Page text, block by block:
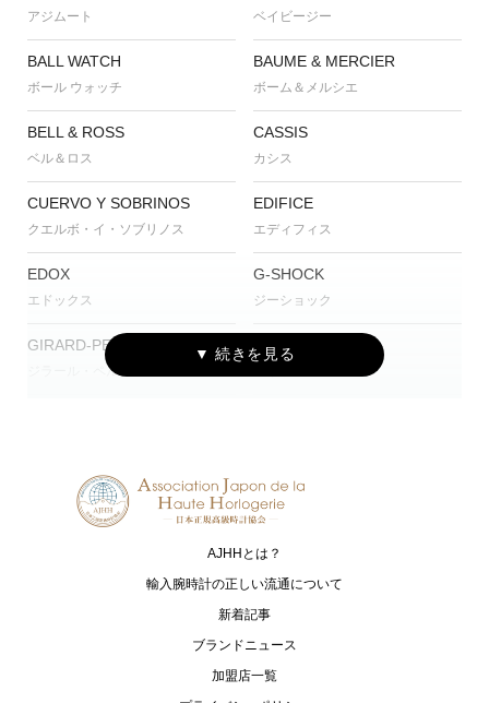
アジムート ベイビージー
BALL WATCH
ボール ウォッチ
BAUME & MERCIER
ボーム＆メルシエ
BELL & ROSS
ベル＆ロス
CASSIS
カシス
CUERVO Y SOBRINOS
クエルボ・イ・ソブリノス
EDIFICE
エディフィス
EDOX
エドックス
G-SHOCK
ジーショック
GIRARD-PERREGAUX
ジラール・ペルゴ
Gorilla
HUBLOT IWC
アイ・ダブリュー・シー シャフハ
kieninger
キニンガー
MONTBLANC
モンブラン
AJHHとは？
輸入腕時計の正しい流通について
新着記事
ブランドニュース
加盟店一覧